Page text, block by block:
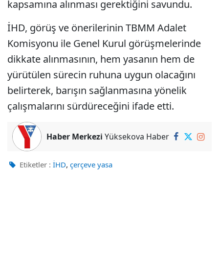
kapsamına alınması gerektiğini savundu.
İHD, görüş ve önerilerinin TBMM Adalet
Komisyonu ile Genel Kurul görüşmelerinde
dikkate alınmasının, hem yasanın hem de
yürütülen sürecin ruhuna uygun olacağını
belirterek, barışın sağlanmasına yönelik
çalışmalarını sürdüreceğini ifade etti.
Haber Merkezi Yüksekova Haber
Etiketler : İHD, çerçeve yasa